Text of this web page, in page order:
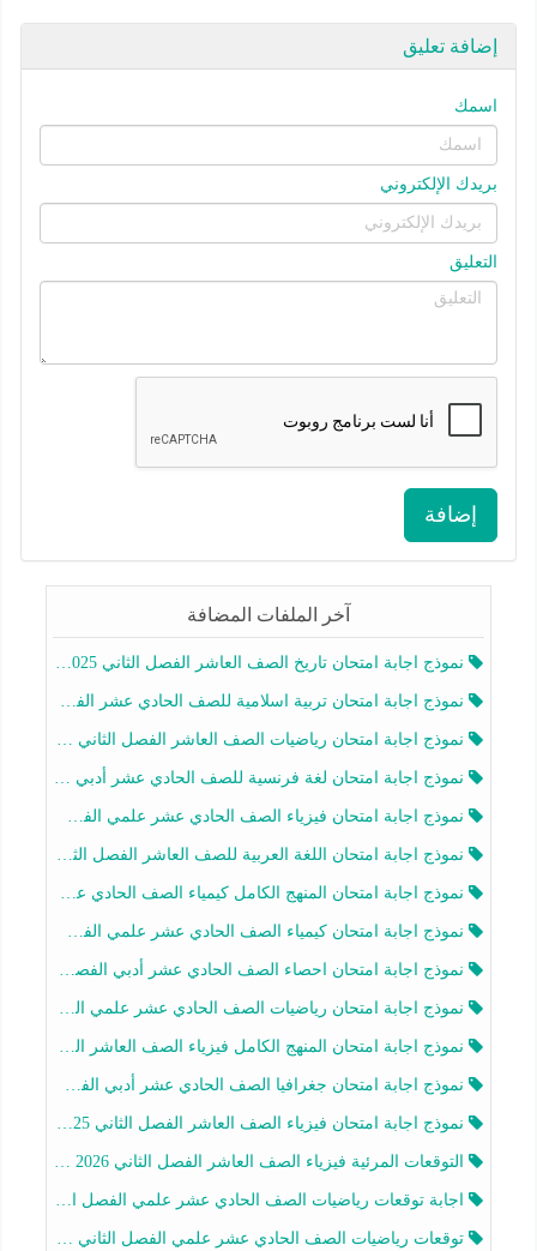
إضافة تعليق
اسمك
بريدك الإلكتروني
التعليق
إضافة
آخر الملفات المضافة
نموذج اجابة امتحان تاريخ الصف العاشر الفصل الثاني 2025-2026
نموذج اجابة امتحان تربية اسلامية للصف الحادي عشر الفصل الثاني 2025-2026
نموذج اجابة امتحان رياضيات الصف العاشر الفصل الثاني 2025-2026
نموذج اجابة امتحان لغة فرنسية للصف الحادي عشر أدبي الفصل الثاني 2025-2026
نموذج اجابة امتحان فيزياء الصف الحادي عشر علمي الفصل الثاني 2025-2026
نموذج اجابة امتحان اللغة العربية للصف العاشر الفصل الثاني 2025-2026
نموذج اجابة امتحان المنهج الكامل كيمياء الصف الحادي عشر علمي الفصل الثاني 2025-2026
نموذج اجابة امتحان كيمياء الصف الحادي عشر علمي الفصل الثاني 2025-2026
نموذج اجابة امتحان احصاء الصف الحادي عشر أدبي الفصل الثاني 2025-2026
نموذج اجابة امتحان رياضيات الصف الحادي عشر علمي الفصل الثاني 2025-2026
نموذج اجابة امتحان المنهج الكامل فيزياء الصف العاشر الفصل الثاني 2025-2026
نموذج اجابة امتحان جغرافيا الصف الحادي عشر أدبي الفصل الثاني 2025-2026
نموذج اجابة امتحان فيزياء الصف العاشر الفصل الثاني 2025-2026
التوقعات المرئية فيزياء الصف العاشر الفصل الثاني 2026 أ هيثم الليثي
اجابة توقعات رياضيات الصف الحادي عشر علمي الفصل الثاني 2025-2026 أ عمرو فايز
توقعات رياضيات الصف الحادي عشر علمي الفصل الثاني 2025-2026 أ عمرو فايز